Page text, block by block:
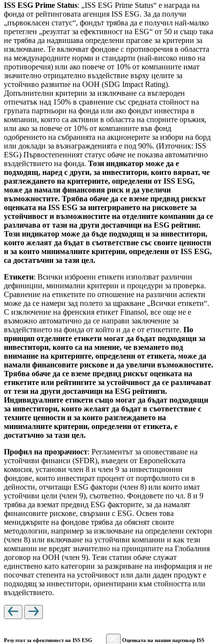
ISS ESG Prime Status: „ISS ESG Prime Status“ е награда на
фонда от рейтинговата агенция ISS ESG. За да получи
„първокласен статус“, фондът трябва да е получил най-малко
претеглен „резултат за ефективност на ESG“ от 50 и също така
не трябва да надвишава определени прагове за критерии за
изключване. Те включват фондове с противоречия в областта
на международните норми и стандарти (най-високо ниво на
противоречия) или ако повече от 10% от компаниите имат
значително отрицателно въздействие върху целите за
устойчиво развитие на ООН (SDG Impact Rating).
Допълнителни критерии за изключване са въглероден
отпечатък над 150% в сравнение със средната стойност на
групата партньори на фонда или ако фондът инвестира в
компании, които са активни в областта на спорните оръжия,
или ако за повече от 10% от компаниите във фонд
одобрението на събранията на акционерите за избори на борд
или доклади за възнагражденията е под 90%. (Източник: ISS
ESG) Първостепенният статус обаче не показва автоматично
въздействието на фонда. Този индикатор може да е
подходящ, наред с други, за инвеститори, които вярват, че
разглеждането на критериите, определени от ISS ESG,
може да намали финансовия риск и да увеличи
възможностите. Трябва обаче да се вземе предвид рискът
оценката на ISS ESG за интегрирането на рисковете за
устойчивост и възможностите на отделните компании да се
различава от тази на други доставчици на ESG рейтинг.
Този индикатор може да бъде подходящ и за инвеститори,
които желаят да бъдат в съответствие със своите ценности
и за които минималните критерии, определени от ISS ESG,
са достатъчни за тази цел.
Етикети: Всички изброени етикети използват различни
дефиниции, минимални критерии и процедури за проверка.
Сравнение на етикетите по отношение на различни аспекти
може да се намери зад полето за щракване „Всички етикети“.
С изключение на френския етикет Finansol, все още не е
възможно автоматично да се направи заключение за
въздействието на фонда от който и да е от етикетите. По
принцип отделните етикети могат да бъдат подходящи за
инвеститори, които са на мнение, че вземането под
внимание на критериите, определени от етикета, може да
намали финансовите рискове и да увеличи възможностите.
Трябва обаче да се вземе предвид рискът оценката на
етикетите или рейтингите за устойчивост да се различават
от тези на други доставчици на ESG рейтинги.
Индивидуалните етикети също могат да бъдат подходящи
за инвеститори, които желаят да бъдат в съответствие с
техните ценности и за които разглеждането на
минималните критерии, определени от етикета, е
достатъчно за тази цел.
Профил на прозрачност: Регламентът за оповестяване на
устойчиви финанси (SFDR), въведен от Европейската
комисия, установи член 8 и член 9 за инвестиционни
фондове, които инвестират процент от портфолиото си в
дейности, отчитащи ESG фактори (член 8) или които имат
устойчиви цели (член 9), съответно. Фондовете по чл. 8 и 9
трябва да вземат предвид ESG факторите, за да намалят
финансовите рискове, свързани с ESG. Освен това
мениджърите на фондове трябва да обяснят своите
методологии, например за изключване на определени сектори
(член 8) или включване на устойчиви компании и как тези
компании не вредят значително на принципите на Глобалния
договор на ООН (член 9). Тези статии обаче служат
единствено като категории за разкриване на информация и не
посочват степента на устойчивост или дали даден продукт е
подходящ за инвеститори, ориентирани към стойността или
въздействието.
Резултат за ефективност на ISS ESG
Оценката на нашия партньор ISS